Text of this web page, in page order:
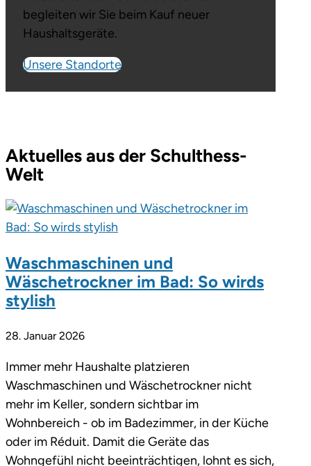
begleiten wir Sie beim Kauf neuer
Haushaltsgeräte.
Unsere Standorte
Aktuelles aus der Schulthess-
Welt
Waschmaschinen und
Wäschetrockner im Bad: So wirds
stylish
28. Januar 2026
Immer mehr Haushalte platzieren
Waschmaschinen und Wäschetrockner nicht
mehr im Keller, sondern sichtbar im
Wohnbereich - ob im Badezimmer, in der Küche
oder im Réduit. Damit die Geräte das
Wohngefühl nicht beeinträchtigen, lohnt es sich,